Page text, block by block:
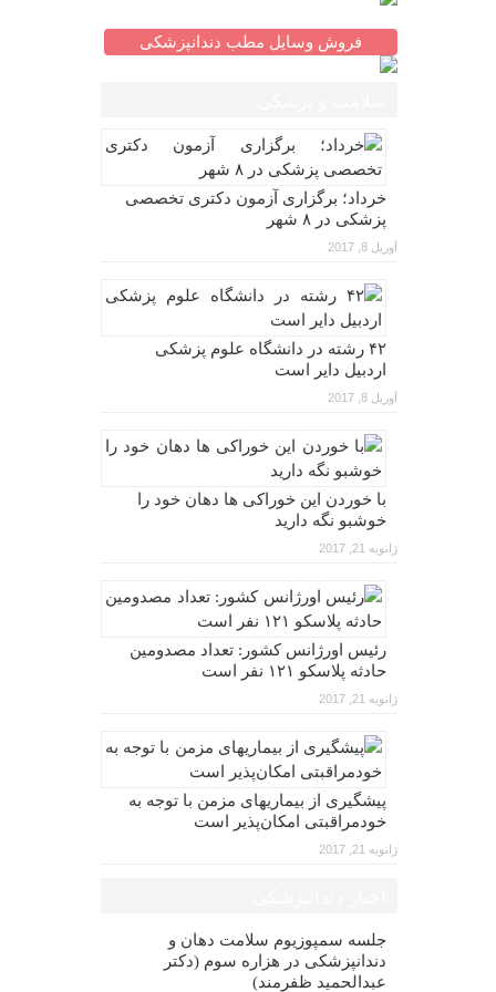
فروش وسایل مطب دندانپزشکی
خرداد؛ برگزاری آزمون دکتری تخصصی
پزشکی در ۸ شهر
آوریل 8, 2017
۴۲ رشته در دانشگاه علوم پزشکی
اردبیل دایر است
آوریل 8, 2017
با خوردن این خوراکی ها دهان خود را
خوشبو نگه دارید
ژانویه 21, 2017
رئیس اورژانس کشور: تعداد مصدومین
حادثه پلاسکو ۱۲۱ نفر است
ژانویه 21, 2017
پیشگیری از بیماریهای مزمن با توجه به
خودمراقبتی امکان‌پذیر است
ژانویه 21, 2017
جلسه سمپوزیوم سلامت دهان و
دندانپزشکی در هزاره سوم (دکتر
عبدالحمید ظفرمند)